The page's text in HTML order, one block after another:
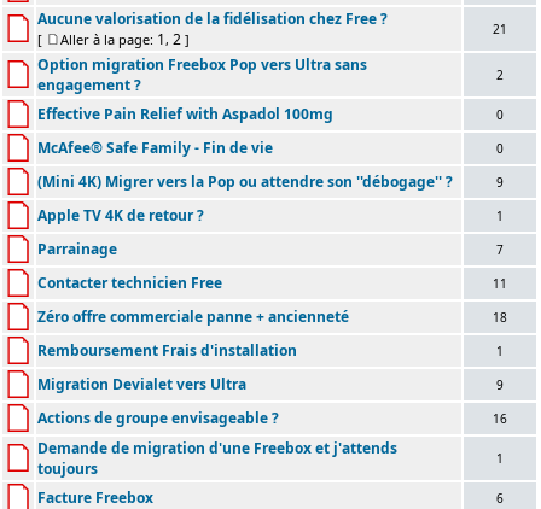
Aucune valorisation de la fidélisation chez Free ?
[ Aller à la page: 1 , 2 ]
21
Option migration Freebox Pop vers Ultra sans
engagement ?
2
Effective Pain Relief with Aspadol 100mg 0
McAfee® Safe Family - Fin de vie 0
(Mini 4K) Migrer vers la Pop ou attendre son ''débogage'' ? 9
Apple TV 4K de retour ? 1
Parrainage 7
Contacter technicien Free 11
Zéro offre commerciale panne + ancienneté 18
Remboursement Frais d'installation 1
Migration Devialet vers Ultra 9
Actions de groupe envisageable ? 16
Demande de migration d'une Freebox et j'attends
toujours
1
Facture Freebox 6